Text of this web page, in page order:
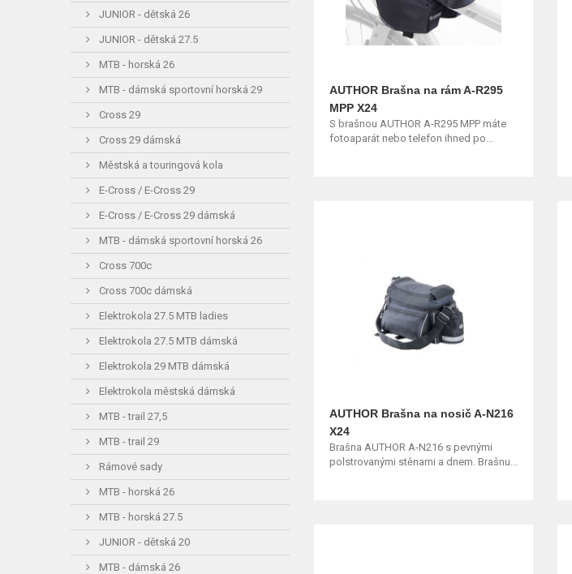
JUNIOR - dětská 26
JUNIOR - dětská 27.5
MTB - horská 26
MTB - dámská sportovní horská 29
Cross 29
Cross 29 dámská
Městská a touringová kola
E-Cross / E-Cross 29
E-Cross / E-Cross 29 dámská
MTB - dámská sportovní horská 26
Cross 700c
Cross 700c dámská
Elektrokola 27.5 MTB ladies
Elektrokola 27.5 MTB dámská
Elektrokola 29 MTB dámská
Elektrokola městská dámská
MTB - trail 27,5
MTB - trail 29
Rámové sady
MTB - horská 26
MTB - horská 27.5
JUNIOR - dětská 20
MTB - dámská 26
AUTHOR Brašna na rám A-R295
MPP X24
S brašnou AUTHOR A-R295 MPP máte
fotoaparát nebo telefon ihned po...
AUTHOR Brašna na nosič A-N216
X24
Brašna AUTHOR A-N216 s pevnými
polstrovanými stěnami a dnem. Brašnu...